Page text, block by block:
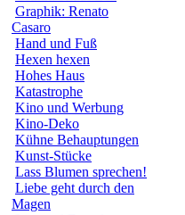
Graphik: Renato
Casaro
Hand und Fuß
Hexen hexen
Hohes Haus
Katastrophe
Kino und Werbung
Kino-Deko
Kühne Behauptungen
Kunst-Stücke
Lass Blumen sprechen!
Liebe geht durch den
Magen